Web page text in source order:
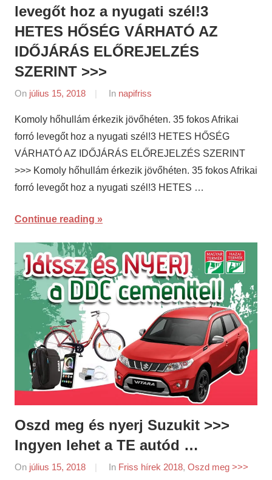
levegőt hoz a nyugati szél!3
HETES HŐSÉG VÁRHATÓ AZ
IDŐJÁRÁS ELŐREJELZÉS
SZERINT >>>
On július 15, 2018
By
In napifriss
Komoly hőhullám érkezik jövőhéten. 35 fokos Afrikai
forró levegőt hoz a nyugati szél!3 HETES HŐSÉG
VÁRHATÓ AZ IDŐJÁRÁS ELŐREJELZÉS SZERINT
>>> Komoly hőhullám érkezik jövőhéten. 35 fokos Afrikai
forró levegőt hoz a nyugati szél!3 HETES …
Continue reading
Oszd meg és nyerj Suzukit >>>
Ingyen lehet a TE autód …
On július 15, 2018
By
In Friss hírek 2018, Oszd meg >>>